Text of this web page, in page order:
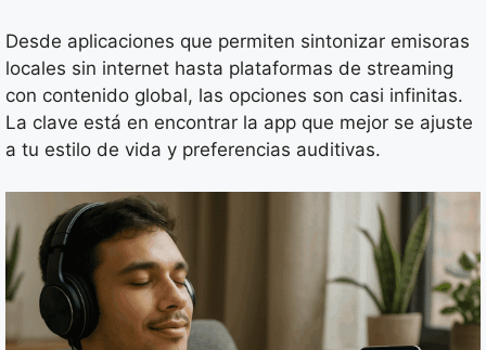
Desde aplicaciones que permiten sintonizar emisoras
locales sin internet hasta plataformas de streaming
con contenido global, las opciones son casi infinitas.
La clave está en encontrar la app que mejor se ajuste
a tu estilo de vida y preferencias auditivas.